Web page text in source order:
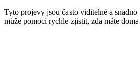
Tyto projevy jsou často viditelné a
může pomoci rychle zjistit, zda máte